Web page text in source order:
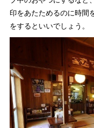
印をあたためるのに時間
をするといいでしょう。